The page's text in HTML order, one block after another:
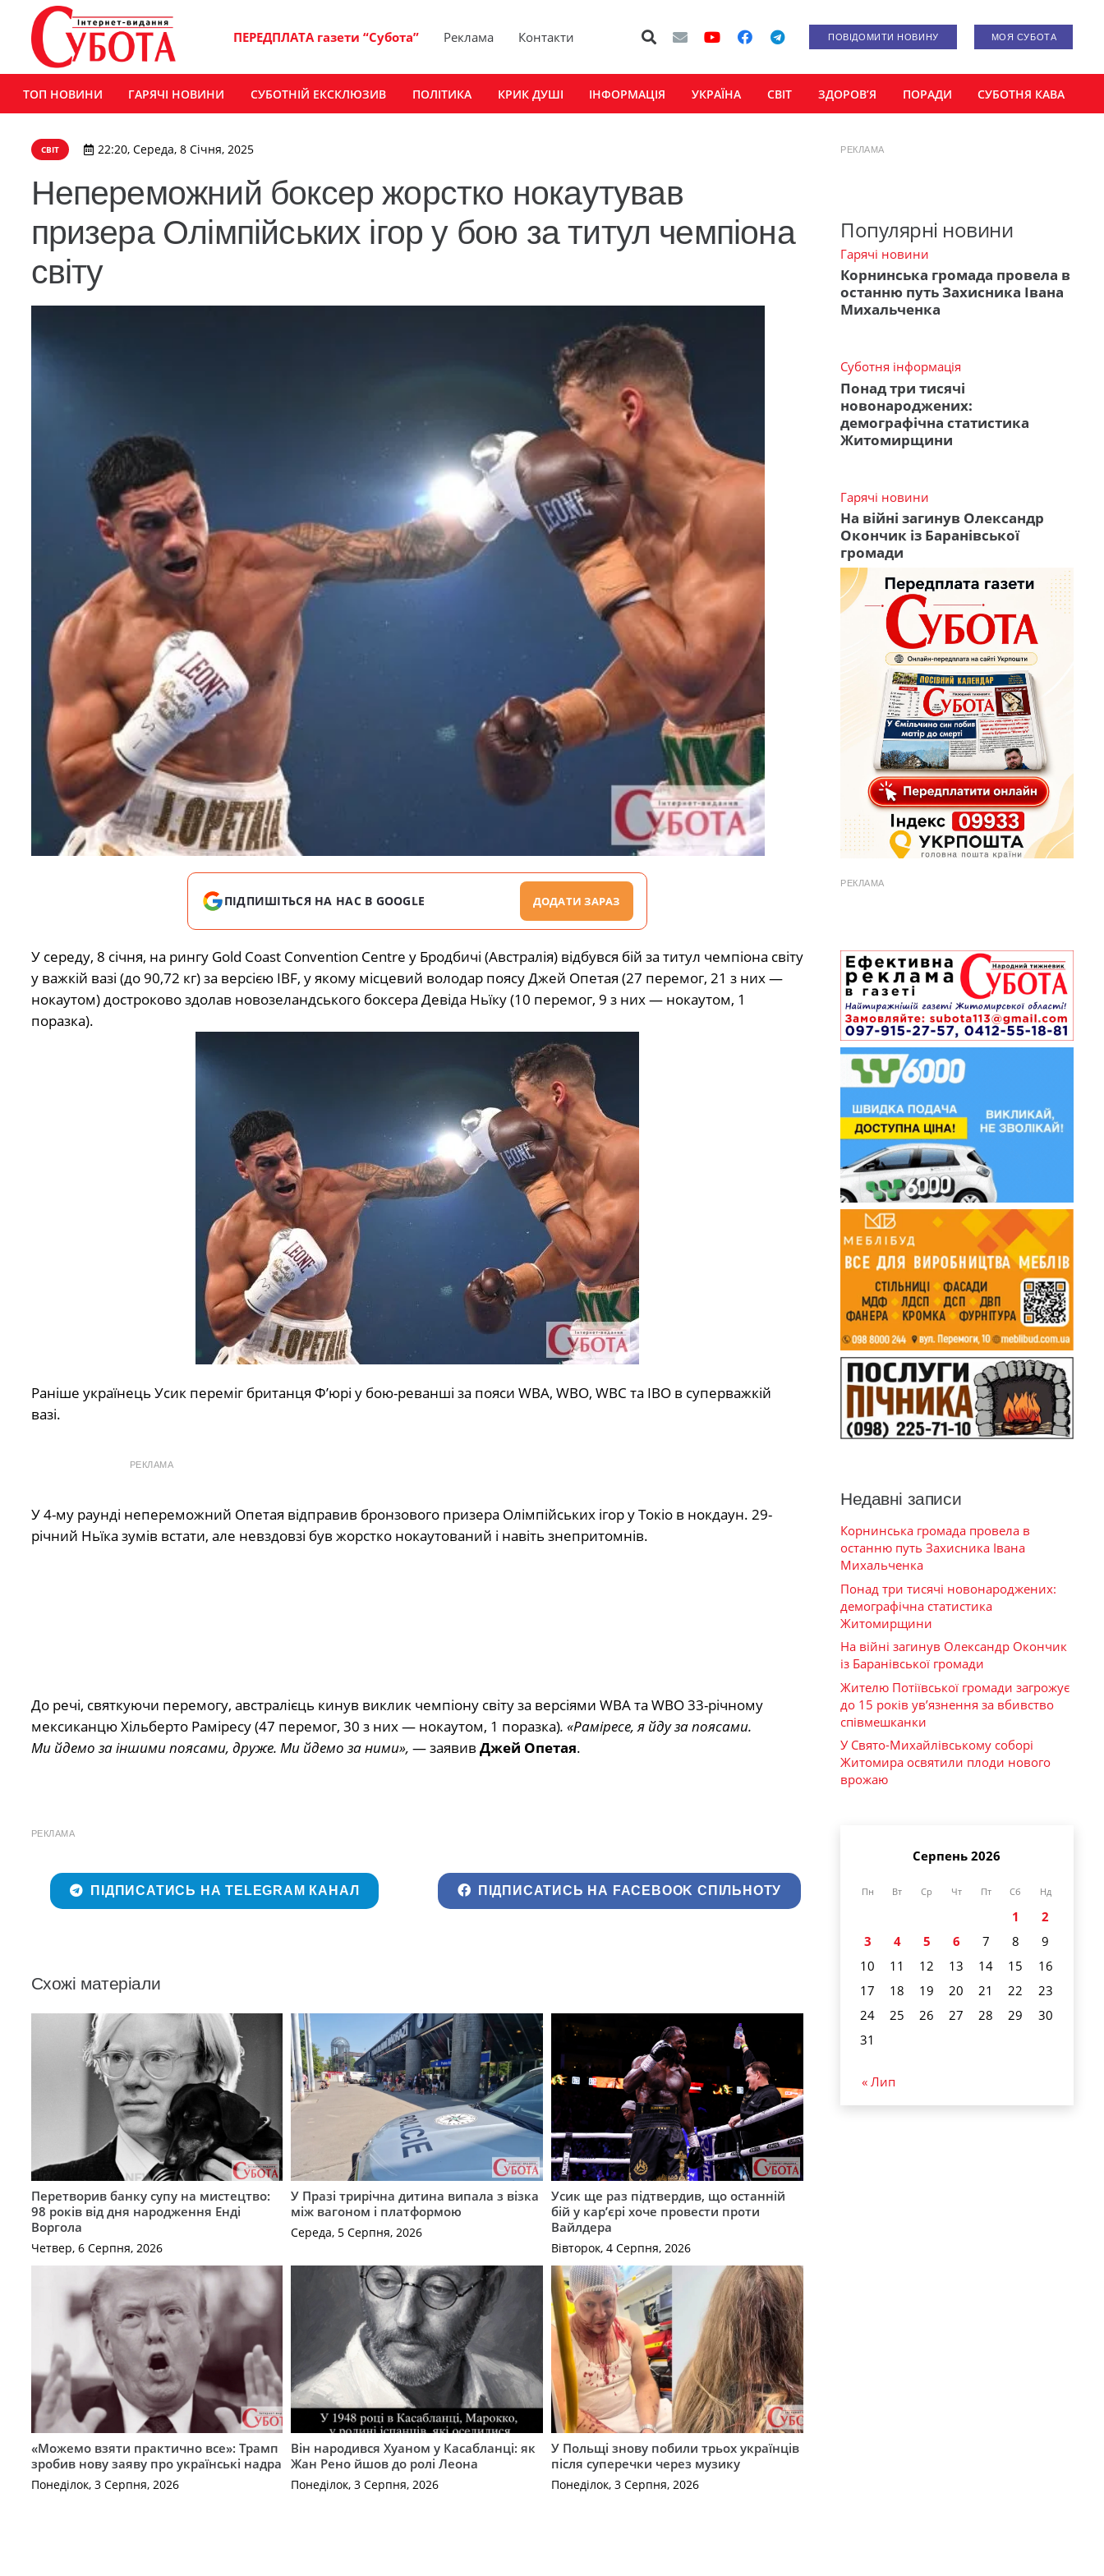
ПЕРЕДПЛАТА газети “Субота” Реклама Контакти ПОВІДОМИТИ НОВИНУ МОЯ СУБОТА
ТОП НОВИНИ ГАРЯЧІ НОВИНИ СУБОТНІЙ ЕКСКЛЮЗИВ ПОЛІТИКА КРИК ДУШІ ІНФОРМАЦІЯ УКРАЇНА СВІТ ЗДОРОВ’Я ПОРАДИ СУБОТНЯ КАВА
СВІТ 22:20, Середа, 8 Січня, 2025
Непереможний боксер жорстко нокаутував
призера Олімпійських ігор у бою за титул чемпіона
світу
ПІДПИШІТЬСЯ НА НАС В GOOGLE ДОДАТИ ЗАРАЗ
У середу, 8 січня, на рингу Gold Coast Convention Centre у Бродбичі (Австралія) відбувся бій за титул чемпіона світу
у важкій вазі (до 90,72 кг) за версією IBF, у якому місцевий володар поясу Джей Опетая (27 перемог, 21 з них —
нокаутом) достроково здолав новозеландського боксера Девіда Ньїку (10 перемог, 9 з них — нокаутом, 1
поразка).
Раніше українець Усик переміг британця Ф’юрі у бою-реванші за пояси WBA, WBO, WBC та IBO в суперважкій
вазі.
РЕКЛАМА
У 4-му раунді непереможний Опетая відправив бронзового призера Олімпійських ігор у Токіо в нокдаун. 29-
річний Ньїка зумів встати, але невздовзі був жорстко нокаутований і навіть знепритомнів.
До речі, святкуючи перемогу, австралієць кинув виклик чемпіону світу за версіями WBA та WBO 33-річному
мексиканцю Хільберто Раміресу (47 перемог, 30 з них — нокаутом, 1 поразка). «Раміресе, я йду за поясами.
Ми йдемо за іншими поясами, друже. Ми йдемо за ними», — заявив Джей Опетая.
РЕКЛАМА
ПІДПИСАТИСЬ НА TELEGRAM КАНАЛ ПІДПИСАТИСЬ НА FACEBOOK СПІЛЬНОТУ
Схожі матеріали
Перетворив банку супу на мистецтво:
98 років від дня народження Енді
Воргола
Четвер, 6 Серпня, 2026
У Празі трирічна дитина випала з візка
між вагоном і платформою
Середа, 5 Серпня, 2026
Усик ще раз підтвердив, що останній
бій у кар’єрі хоче провести проти
Вайлдера
Вівторок, 4 Серпня, 2026
«Можемо взяти практично все»: Трамп
зробив нову заяву про українські надра
Понеділок, 3 Серпня, 2026
Він народився Хуаном у Касабланці: як
Жан Рено йшов до ролі Леона
Понеділок, 3 Серпня, 2026
У Польщі знову побили трьох українців
після суперечки через музику
Понеділок, 3 Серпня, 2026
РЕКЛАМА
Популярні новини
Гарячі новини
Корнинська громада провела в
останню путь Захисника Івана
Михальченка
Суботня інформація
Понад три тисячі
новонароджених:
демографічна статистика
Житомирщини
Гарячі новини
На війні загинув Олександр
Окончик із Баранівської
громади
РЕКЛАМА
Недавні записи
Корнинська громада провела в
останню путь Захисника Івана
Михальченка
Понад три тисячі новонароджених:
демографічна статистика
Житомирщини
На війні загинув Олександр Окончик
із Баранівської громади
Жителю Потіївської громади загрожує
до 15 років ув’язнення за вбивство
співмешканки
У Свято-Михайлівському соборі
Житомира освятили плоди нового
врожаю
Серпень 2026
Пн Вт Ср Чт Пт Сб Нд
1
2
3
4 5 6 7 8
9
10
11 12 13 14 15
16
17
18 19 20 21 22
23
24
25 26 27 28 29
30
31
« Лип